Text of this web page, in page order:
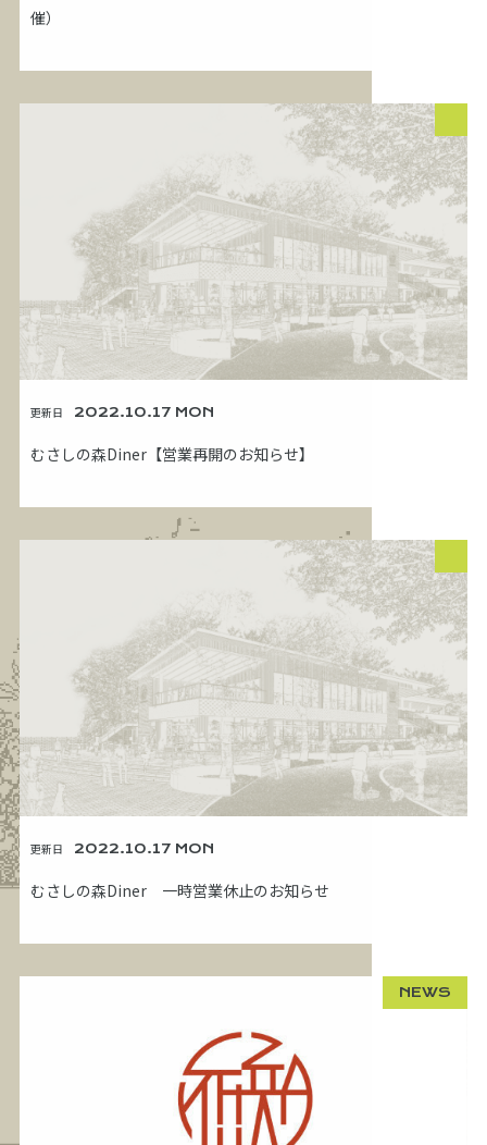
催）
更新日 2022.10.17 MON
むさしの森Diner【営業再開のお知らせ】
更新日 2022.10.17 MON
むさしの森Diner 一時営業休止のお知らせ
NEWS